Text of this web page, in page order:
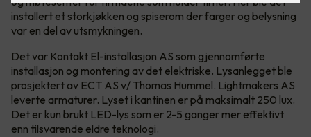
installert et storkjøkken og spiserom der farger og belysning
var en del av utsmykningen.
Det var Kontakt El-installasjon AS som gjennomførte
installasjon og montering av det elektriske. Lysanlegget ble
prosjektert av ECT AS v/ Thomas Hummel. Lightmakers AS
leverte armaturer. Lyset i kantinen er på maksimalt 250 lux.
Det er kun brukt LED-lys som er 2-5 ganger mer effektivt
enn tilsvarende eldre teknologi.